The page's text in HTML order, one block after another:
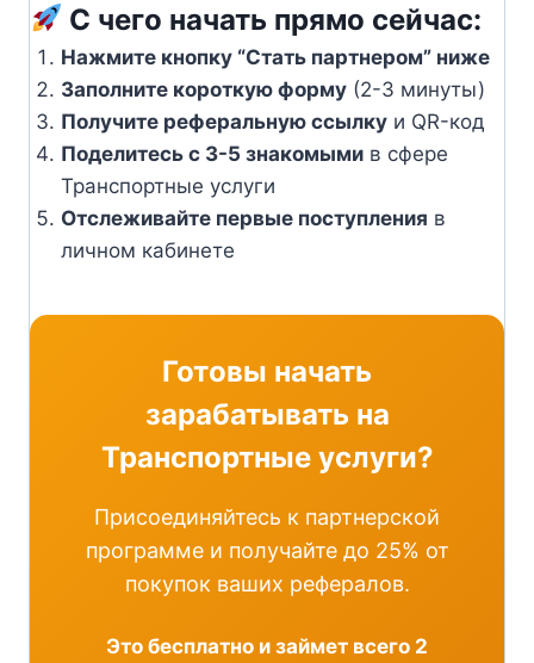
С чего начать прямо сейчас:
Нажмите кнопку “Стать партнером” ниже
Заполните короткую форму(2-3 минуты)
Получите реферальную ссылкуи QR-код
Поделитесь с 3-5 знакомымив сфере
Транспортные услуги
Отслеживайте первые поступления в
личном кабинете
Готовы начать
зарабатывать на
Транспортные услуги?
Присоединяйтесь к партнерской
программе и получайте до 25% от
покупок ваших рефералов.
Это бесплатно и займет всего 2